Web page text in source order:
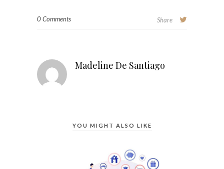
0 Comments Share
Madeline De Santiago
YOU MIGHT ALSO LIKE